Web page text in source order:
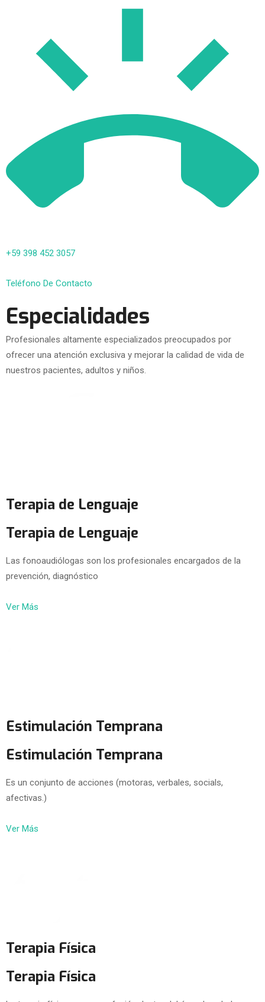
+59 398 452 3057
Teléfono De Contacto
Especialidades
Profesionales altamente especializados preocupados por
ofrecer una atención exclusiva y mejorar la calidad de vida de
nuestros pacientes, adultos y niños.
Terapia de Lenguaje
Terapia de Lenguaje
Las fonoaudiólogas son los profesionales encargados de la
prevención, diagnóstico
Ver Más
Estimulación Temprana
Estimulación Temprana
Es un conjunto de acciones (motoras, verbales, socials,
afectivas.)
Ver Más
Terapia Física
Terapia Física